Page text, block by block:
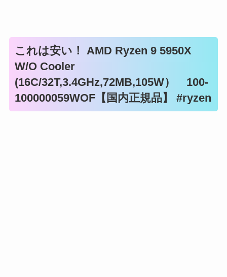
これは安い！ AMD Ryzen 9 5950X
W/O Cooler
(16C/32T,3.4GHz,72MB,105W） 100-
100000059WOF【国内正規品】 #ryzen